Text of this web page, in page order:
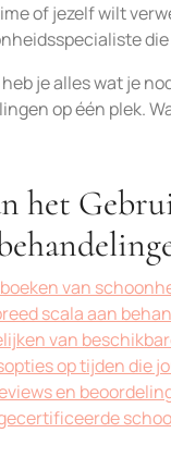
of jezelf wilt
je alles wat je
op één plek.
het
van
scala aan
van
op tijden die
en